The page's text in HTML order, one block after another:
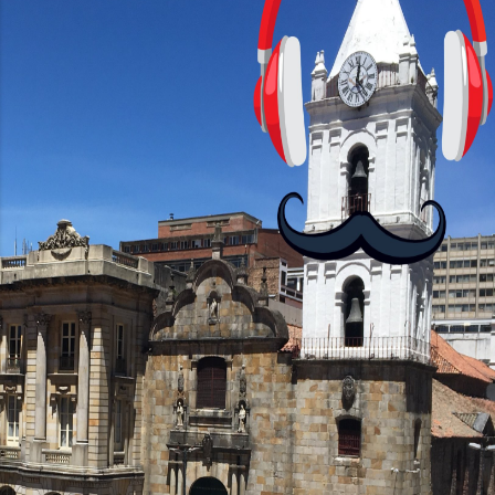
con personajes simpáticos y ayudas
visuales. ¿Será posible que una app que
antes nos enseñó francés, ahora nos
convierta en jugadores de ajedrez? Aún
no podrás jugar contra otros humanos
La aplicación Duolingo fue lanzada en
2012 y cuenta con más de 37 millones
de usuarios activos diarios. Desde 2022,
ha empeza...